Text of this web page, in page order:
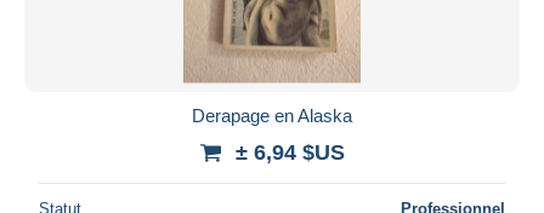
Derapage en Alaska
± 6,94 $US
Statut Professionnel